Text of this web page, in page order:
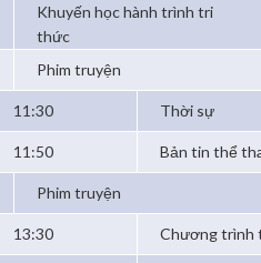
Khuyến học hành trình tri
thức
Phim truyện
11:30 Thời sự
11:50 Bản tin thể
Phim truyện
13:30 Chương trình